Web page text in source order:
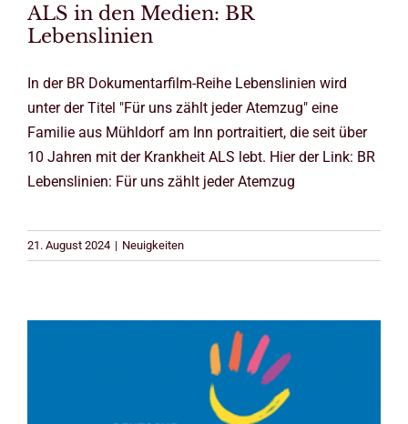
ALS in den Medien: BR
Lebenslinien
In der BR Dokumentarfilm-Reihe Lebenslinien wird
unter der Titel "Für uns zählt jeder Atemzug" eine
Familie aus Mühldorf am Inn portraitiert, die seit über
10 Jahren mit der Krankheit ALS lebt. Hier der Link: BR
Lebenslinien: Für uns zählt jeder Atemzug
21. August 2024 | Neuigkeiten